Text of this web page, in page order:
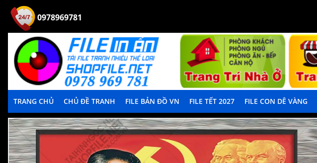
0978969781
TRANG CHỦ CHỦ ĐỀ TRANH FILE BẢN ĐỒ VN FILE TẾT 2027 FILE CON DÊ VÀNG